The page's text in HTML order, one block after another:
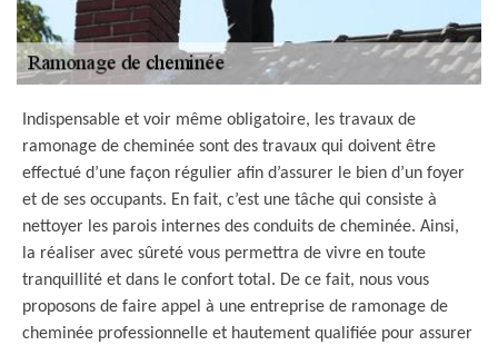
Indispensable et voir même obligatoire, les travaux de
ramonage de cheminée sont des travaux qui doivent être
effectué d’une façon régulier afin d’assurer le bien d’un foyer
et de ses occupants. En fait, c’est une tâche qui consiste à
nettoyer les parois internes des conduits de cheminée. Ainsi,
la réaliser avec sûreté vous permettra de vivre en toute
tranquillité et dans le confort total. De ce fait, nous vous
proposons de faire appel à une entreprise de ramonage de
cheminée professionnelle et hautement qualifiée pour assurer